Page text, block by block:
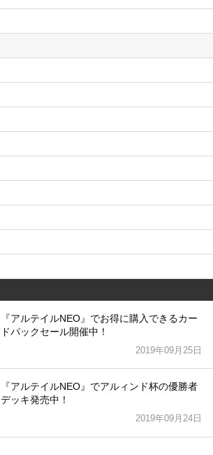
『アルテイルNEO』でお得に購入できるカー
ドパックセール開催中！
2019年09月25日
『アルテイルNEO』でアルィンド杯の優勝者
デッキ発売中！
2019年09月24日